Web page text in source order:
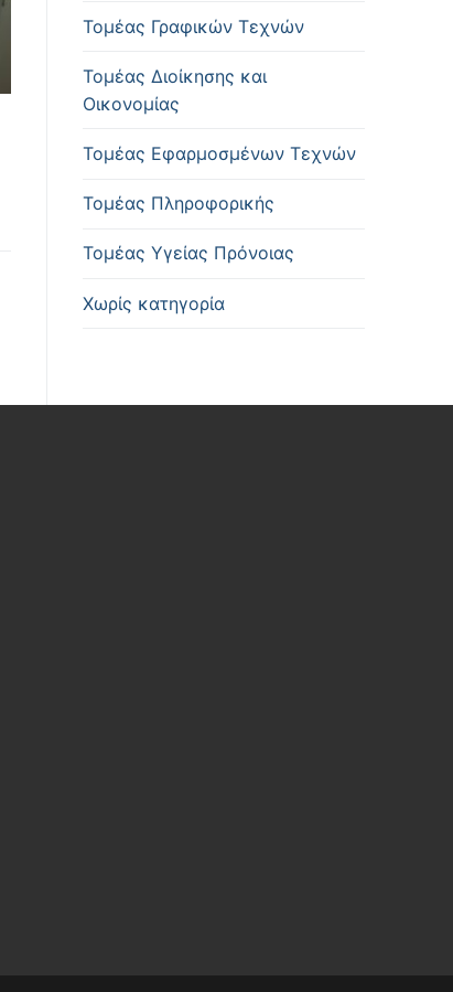
Τομέας Γραφικών Τεχνών
Τομέας Διοίκησης και
Οικονομίας
Τομέας Εφαρμοσμένων Τεχνών
Τομέας Πληροφορικής
Τομέας Υγείας Πρόνοιας
Χωρίς κατηγορία